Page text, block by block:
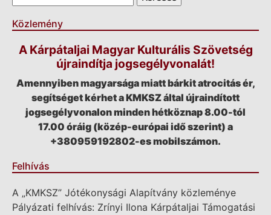
Közlemény
A Kárpátaljai Magyar Kulturális Szövetség
újraindítja jogsegélyvonalát!
Amennyiben magyarsága miatt bárkit atrocitás ér,
segítséget kérhet a KMKSZ által újraindított
jogsegélyvonalon minden hétköznap 8.00-tól
17.00 óráig (közép-európai idő szerint) a
+380959192802-es mobilszámon.
Felhívás
A „KMKSZ” Jótékonysági Alapítvány közleménye
Pályázati felhívás: Zrínyi Ilona Kárpátaljai Támogatási